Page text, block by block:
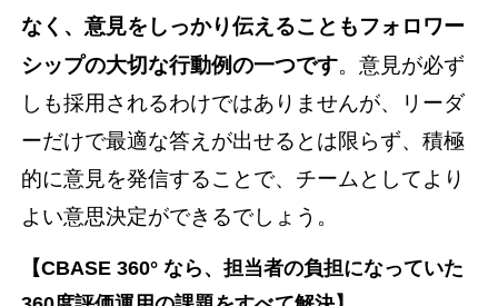
なく、意見をしっかり伝えることもフォロワー
シップの大切な行動例の一つです。意見が必ず
しも採用されるわけではありませんが、リーダ
ーだけで最適な答えが出せるとは限らず、積極
的に意見を発信することで、チームとしてより
よい意思決定ができるでしょう。
【CBASE 360° なら、担当者の負担になっていた